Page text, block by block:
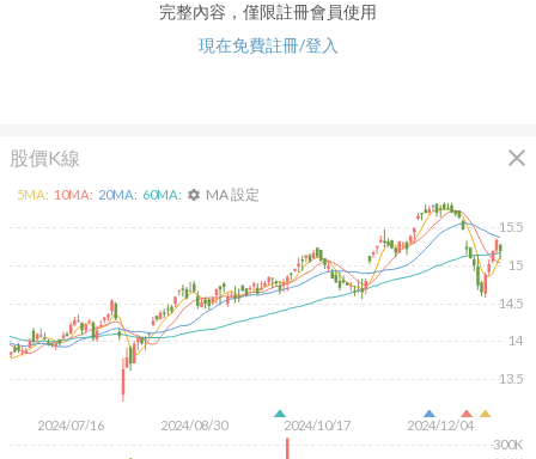
完整內容，僅限註冊會員使用
現在免費註冊/登入
股價K線 close
2024/07/16 2024/08/30 2024/10/17 2024/12/04
13.5
14
14.5
15
15.5
300K
5MA: 10MA: 20MA: 60MA: settings MA 設定